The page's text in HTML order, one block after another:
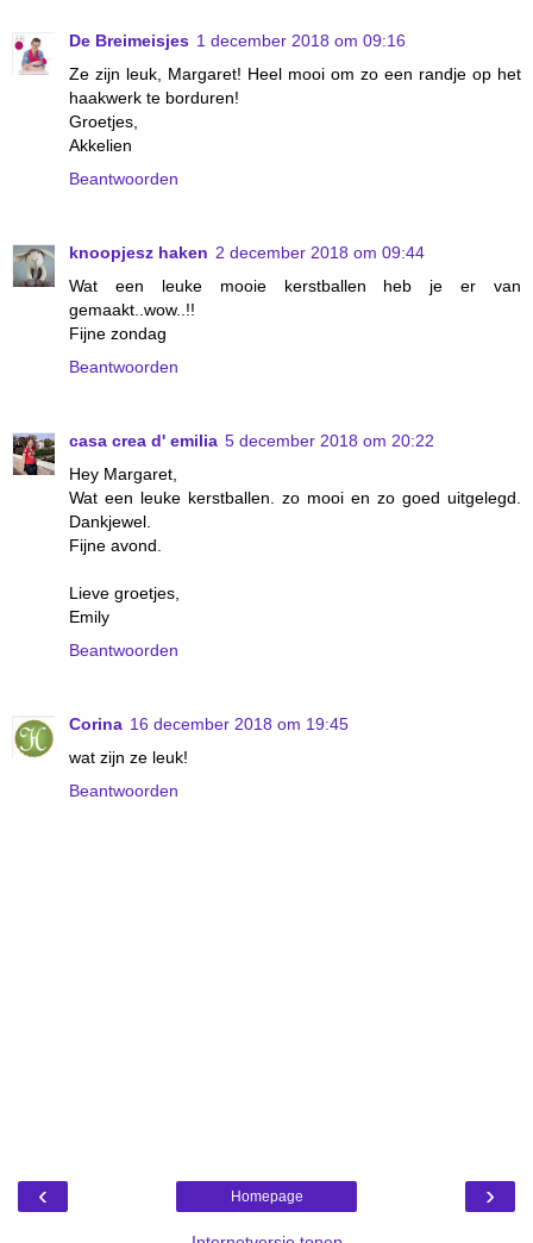
De Breimeisjes 1 december 2018 om 09:16
Ze zijn leuk, Margaret! Heel mooi om zo een randje op het
haakwerk te borduren!
Groetjes,
Akkelien
Beantwoorden
knoopjesz haken 2 december 2018 om 09:44
Wat een leuke mooie kerstballen heb je er van
gemaakt..wow..!!
Fijne zondag
Beantwoorden
casa crea d' emilia 5 december 2018 om 20:22
Hey Margaret,
Wat een leuke kerstballen. zo mooi en zo goed uitgelegd.
Dankjewel.
Fijne avond.
Lieve groetjes,
Emily
Beantwoorden
Corina 16 december 2018 om 19:45
wat zijn ze leuk!
Beantwoorden
‹ ›
Homepage